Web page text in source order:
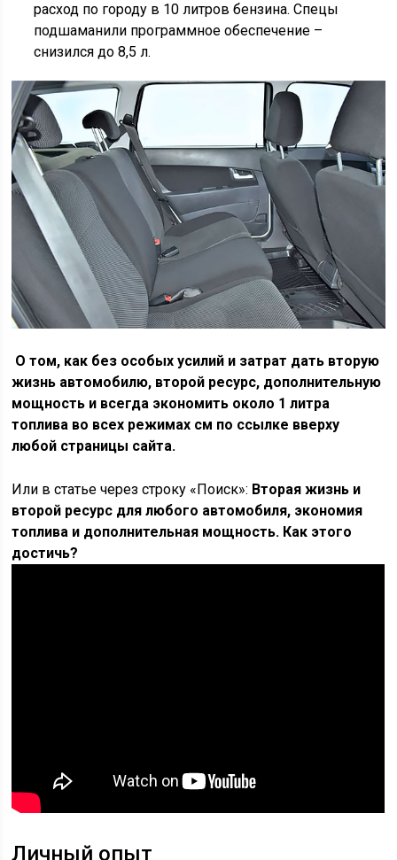
расход по городу в 10 литров бензина. Спецы
подшаманили программное обеспечение –
снизился до 8,5 л.
О том, как без особых усилий и затрат дать вторую
жизнь автомобилю, второй ресурс, дополнительную
мощность и всегда экономить около 1 литра
топлива во всех режимах см по ссылке вверху
любой страницы сайта.
Или в статье через строку «Поиск»: Вторая жизнь и
второй ресурс для любого автомобиля, экономия
топлива и дополнительная мощность. Как этого
достичь?
Личный опыт